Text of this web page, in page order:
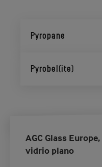
Pyropane
Pyrobel(ite)
AGC Glass
vidrio plano